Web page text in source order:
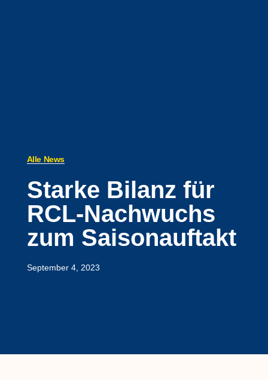
Alle News
Starke Bilanz für
RCL-Nachwuchs
zum Saisonauftakt
September 4, 2023